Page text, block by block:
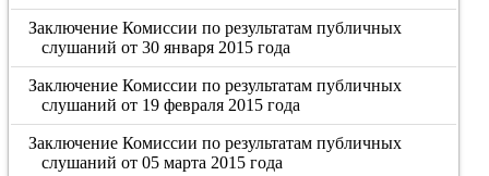
Заключение Комиссии по результатам публичных
слушаний от 30 января 2015 года
Заключение Комиссии по результатам публичных
слушаний от 19 февраля 2015 года
Заключение Комиссии по результатам публичных
слушаний от 05 марта 2015 года